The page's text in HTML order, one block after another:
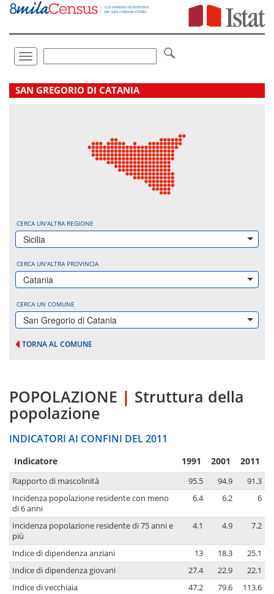
Vai
direttamente
Toggle
navigation
.
SAN GREGORIO DI CATANIA
CERCA UN'ALTRA REGIONE
Sicilia
CERCA UN'ALTRA PROVINCIA
Catania
CERCA UN COMUNE
San Gregorio di Catania
TORNA AL COMUNE
POPOLAZIONE | Struttura della
popolazione
INDICATORI AI CONFINI DEL 2011
Indicatore 1991 2001 2011
Rapporto di mascolinità 95.5 94.9
91.3
Incidenza popolazione residente con meno
di 6 anni
6.4 6.2 6
Incidenza popolazione residente di 75 anni e
più
4.1 4.9 7.2
Indice di dipendenza anziani 13 18.3
25.1
Indice di dipendenza giovani
27.4 22.9
22.1
Indice di vecchiaia
47.2 79.6
113.6